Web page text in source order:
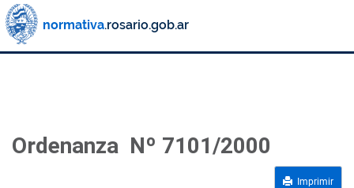
Ordenanza Nº 7101/2000
Imprimir